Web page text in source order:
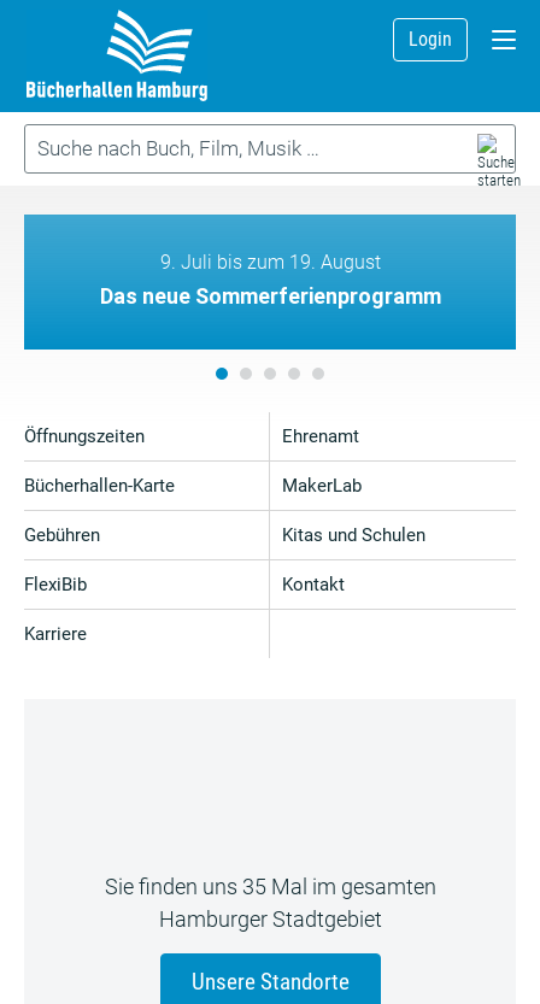
Login
9. Juli bis zum 19. August
Das neue Sommerferienprogramm
Öffnungszeiten
Bücherhallen-Karte
Gebühren
FlexiBib
Karriere
Ehrenamt
MakerLab
Kitas und Schulen
Kontakt
Sie finden uns 35 Mal im gesamten
Hamburger Stadtgebiet
Unsere Standorte